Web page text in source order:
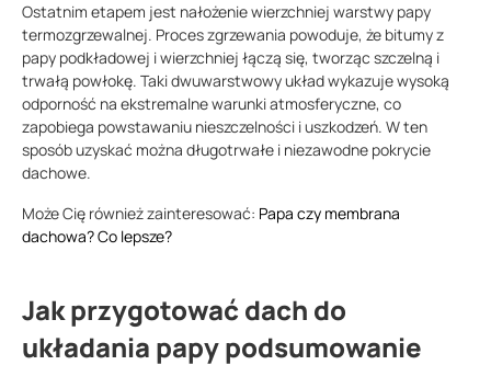
Ostatnim etapem jest nałożenie wierzchniej warstwy papy
termozgrzewalnej. Proces zgrzewania powoduje, że bitumy z
papy podkładowej i wierzchniej łączą się, tworząc szczelną i
trwałą powłokę. Taki dwuwarstwowy układ wykazuje wysoką
odporność na ekstremalne warunki atmosferyczne, co
zapobiega powstawaniu nieszczelności i uszkodzeń. W ten
sposób uzyskać można długotrwałe i niezawodne pokrycie
dachowe.
Może Cię również zainteresować: Papa czy membrana
dachowa? Co lepsze?
Jak przygotować dach do
układania papy podsumowanie